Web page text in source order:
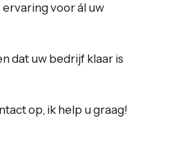
voor ál uw
dat uw bedrijf klaar is
op, ik help u graag!